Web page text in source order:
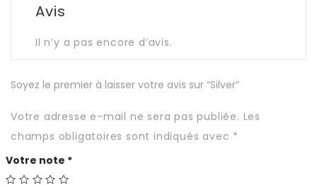
Avis
Il n’y a pas encore d’avis.
Soyez le premier à laisser votre avis sur “Silver”
Votre adresse e-mail ne sera pas publiée. Les
champs obligatoires sont indiqués avec *
Votre note *